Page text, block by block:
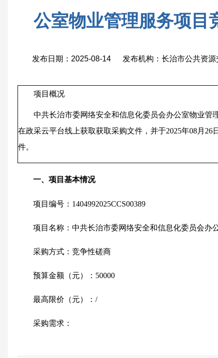
公室物业管理服务项目
发布日期：2025-08-14 发布机构：长治市公共资源
项目概况
中共长治市委网络安全和信息化委员会办公室物业管
在政采云平台线上获取获取采购文件，并于2025年08月26
件。
一、项目基本情况
项目编号： 1404992025CCS00389
项目名称： 中共长治市委网络安全和信息化委员会办
采购方式：竞争性磋商
预算金额（元）： 50000
最高限价（元）： /
采购需求：